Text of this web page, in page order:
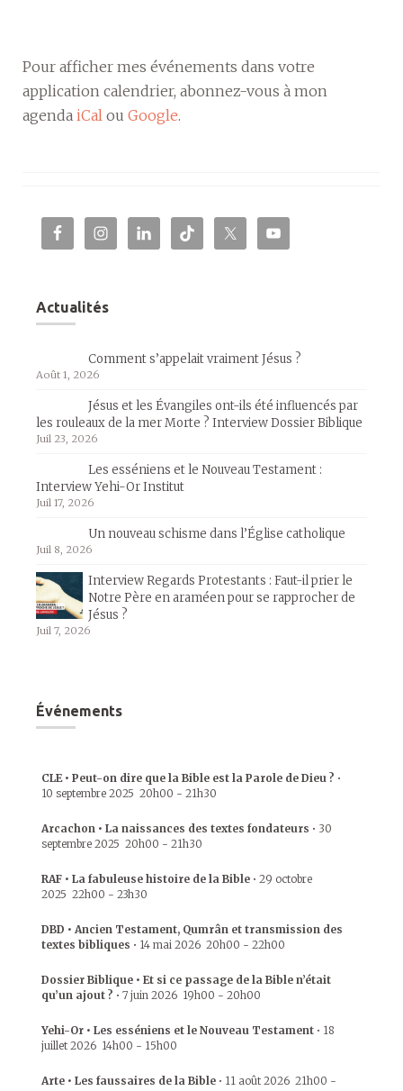
Pour afficher mes événements dans votre
application calendrier, abonnez-vous à mon
agenda iCal ou Google.
Actualités
Comment s’appelait vraiment Jésus ?
Août 1, 2026
Jésus et les Évangiles ont-ils été influencés par
les rouleaux de la mer Morte ? Interview Dossier Biblique
Juil 23, 2026
Les esséniens et le Nouveau Testament :
Interview Yehi-Or Institut
Juil 17, 2026
Un nouveau schisme dans l’Église catholique
Juil 8, 2026
Interview Regards Protestants : Faut-il prier le
Notre Père en araméen pour se rapprocher de
Jésus ?
Juil 7, 2026
Événements
CLE • Peut-on dire que la Bible est la Parole de Dieu ? •
10 septembre 2025 20h00 - 21h30
Arcachon • La naissances des textes fondateurs • 30
septembre 2025 20h00 - 21h30
RAF • La fabuleuse histoire de la Bible • 29 octobre
2025 22h00 - 23h30
DBD • Ancien Testament, Qumrân et transmission des
textes bibliques • 14 mai 2026 20h00 - 22h00
Dossier Biblique • Et si ce passage de la Bible n’était
qu’un ajout ? • 7 juin 2026 19h00 - 20h00
Yehi-Or • Les esséniens et le Nouveau Testament • 18
juillet 2026 14h00 - 15h00
Arte • Les faussaires de la Bible • 11 août 2026 21h00 -